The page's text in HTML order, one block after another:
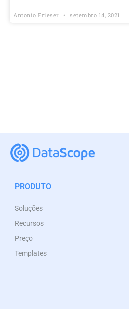
Antonio Frieser setembro 14, 2021
PRODUTO
Soluções
Recursos
Preço
Templates